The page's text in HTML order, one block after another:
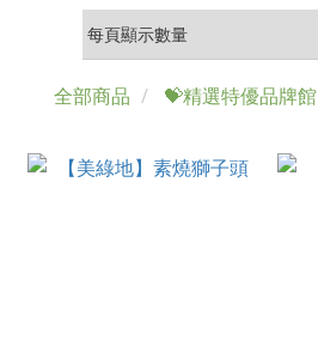
全部商品 💝精選特優品牌館